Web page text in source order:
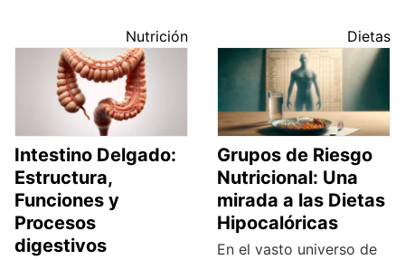
Nutrición
Intestino Delgado:
Estructura,
Funciones y
Procesos
digestivos
Dietas
Grupos de Riesgo
Nutricional: Una
mirada a las Dietas
Hipocalóricas
En el vasto universo de